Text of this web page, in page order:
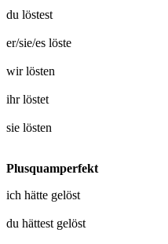
du löstest
er/sie/es löste
wirlösten
ihrlöstet
sie lösten
Plusquamperfekt
ich hätte gelöst
du hättest gelöst